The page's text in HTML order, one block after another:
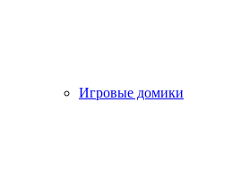
Игровые домики